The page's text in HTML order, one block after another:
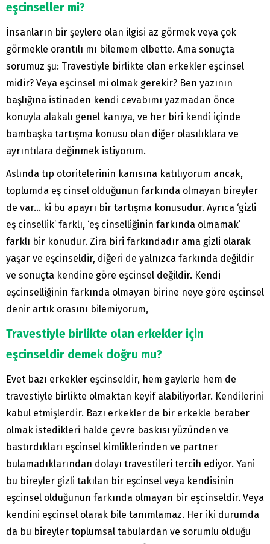
eşcinseller mi?
İnsanların bir şeylere olan ilgisi az görmek veya çok
görmekle orantılı mı bilemem elbette. Ama sonuçta
sorumuz şu: Travestiyle birlikte olan erkekler eşcinsel
midir? Veya eşcinsel mi olmak gerekir? Ben yazının
başlığına istinaden kendi cevabımı yazmadan önce
konuyla alakalı genel kanıya, ve her biri kendi içinde
bambaşka tartışma konusu olan diğer olasılıklara ve
ayrıntılara değinmek istiyorum.
Aslında tıp otoritelerinin kanısına katılıyorum ancak,
toplumda eş cinsel olduğunun farkında olmayan bireyler
de var… ki bu apayrı bir tartışma konusudur. Ayrıca ‘gizli
eş cinsellik’ farklı, ‘eş cinselliğinin farkında olmamak’
farklı bir konudur. Zira biri farkındadır ama gizli olarak
yaşar ve eşcinseldir, diğeri de yalnızca farkında değildir
ve sonuçta kendine göre eşcinsel değildir. Kendi
eşcinselliğinin farkında olmayan birine neye göre eşcinsel
denir artık orasını bilemiyorum,
Travestiyle birlikte olan erkekler için
eşcinseldir demek doğru mu?
Evet bazı erkekler eşcinseldir, hem gaylerle hem de
travestiyle birlikte olmaktan keyif alabiliyorlar. Kendilerini
kabul etmişlerdir. Bazı erkekler de bir erkekle beraber
olmak istedikleri halde çevre baskısı yüzünden ve
bastırdıkları eşcinsel kimliklerinden ve partner
bulamadıklarından dolayı travestileri tercih ediyor. Yani
bu bireyler gizli takılan bir eşcinsel veya kendisinin
eşcinsel olduğunun farkında olmayan bir eşcinseldir. Veya
kendini eşcinsel olarak bile tanımlamaz. Her iki durumda
da bu bireyler toplumsal tabulardan ve sorumlu olduğu